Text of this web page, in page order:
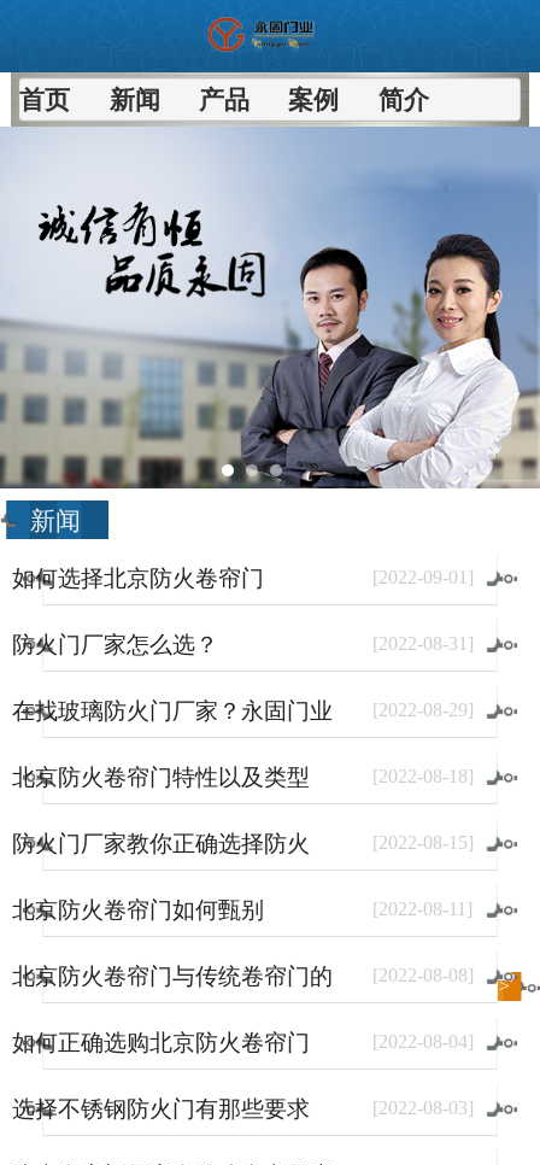
首页 新闻 产品 案例 简介
新闻
如何选择北京防火卷帘门 [2022-09-01 ]
防火门厂家怎么选？ [2022-08-31 ]
在找玻璃防火门厂家？永固门业
了解一下。
[2022-08-29]
北京防火卷帘门特性以及类型 [2022-08-18]
防火门厂家教你正确选择防火
门？
[2022-08-15]
北京防火卷帘门如何甄别 [2022-08-11 ]
北京防火卷帘门与传统卷帘门的
区别
[2022-08-08]
如何正确选购北京防火卷帘门 [2022-08-04]
选择不锈钢防火门有那些要求 [2022-08-03]
进入新闻 频道>>